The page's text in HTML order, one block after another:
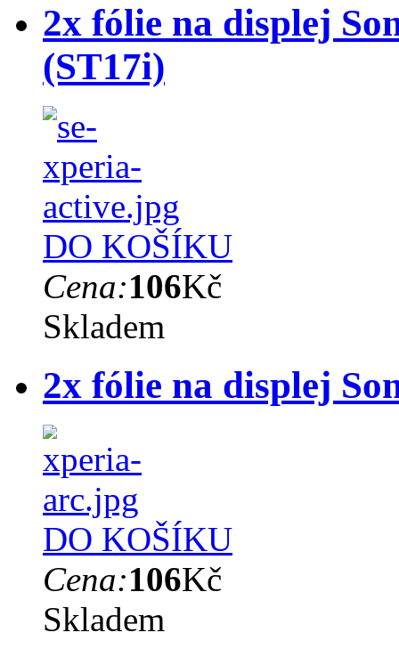
2x fólie na displej
(ST17i)
DO KOŠÍKU
Cena:106Kč
Skladem
2x fólie na displej
DO KOŠÍKU
Cena:106Kč
Skladem